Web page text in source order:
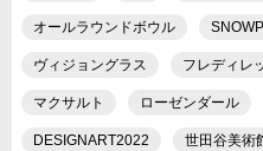
オールラウンドボウル
ヴィジョングラス フレディレ
マクサルト ローゼンダール
DESIGNART2022 世田谷美術